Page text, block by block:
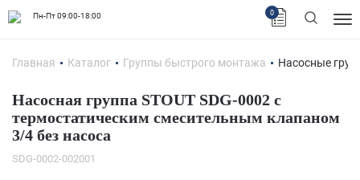
Пн-Пт 09:00-18:00 0
Главная Каталог Группы быстрого монтажа Насосные
Насосная группа STOUT SDG-0002 с
термостатическим смесительным клапаном
3/4 без насоса
SDG-0002-002001